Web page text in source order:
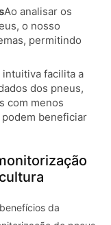
Ao analisar os
o nosso
permitindo
facilita a
dos pneus,
com menos
beneficiar
da